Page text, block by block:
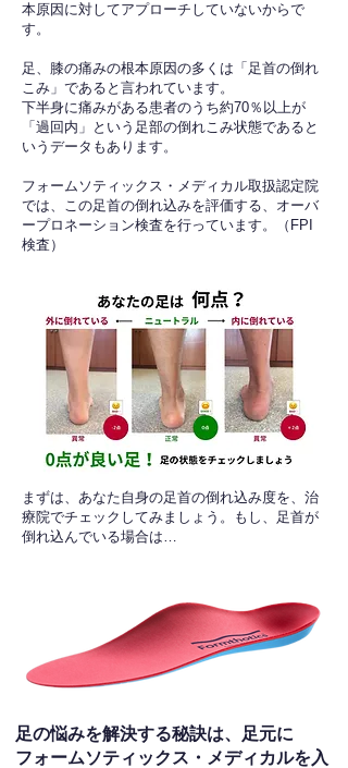
本原因に対してアプローチしていないからで
す。
足、膝の痛みの根本原因の多くは「足首の倒れ
こみ」であると言われています。
下半身に痛みがある患者のうち約70％以上が
「過回内」という足部の倒れこみ状態であると
いうデータもあります。
フォームソティックス・メディカル取扱認定院
では、この足首の倒れ込みを評価する、オーバ
ープロネーション検査を行っています。（FPI
検査）​
​まずは、あなた自身の足首の倒れ込み度を、治
療院でチェックしてみましょう。もし、足首が
倒れ込んでいる場合は…
足の悩みを解決する秘訣は、足元に
フォームソティックス・メディカルを入